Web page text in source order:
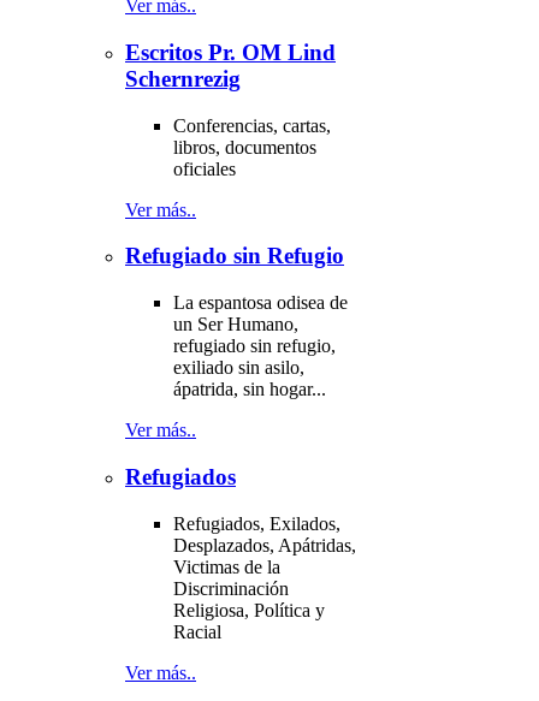
Ver más..
Escritos Pr. OM Lind
Schernrezig
Conferencias, cartas,
libros, documentos
oficiales
Ver más..
Refugiado sin Refugio
La espantosa odisea de
un Ser Humano,
refugiado sin refugio,
exiliado sin asilo,
ápatrida, sin hogar...
Ver más..
Refugiados
Refugiados, Exilados,
Desplazados, Apátridas,
Victimas de la
Discriminación
Religiosa, Política y
Racial
Ver más..